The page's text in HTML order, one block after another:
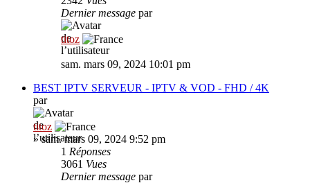
Dernier message par
titoz
sam. mars 09, 2024 10:01 pm
BEST IPTV SERVEUR - IPTV & VOD - FHD / 4K
par
titoz
»sam. mars 09, 2024 9:52 pm
1 Réponses
3061 Vues
Dernier message par